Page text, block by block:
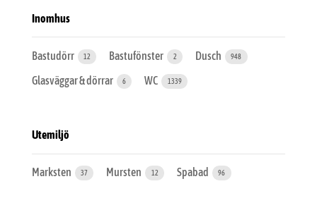
Inomhus
Bastudörr 12 Bastufönster 2 Dusch 948
Glasväggar & dörrar 6 WC 1339
Utemiljö
Marksten 37 Mursten 12 Spabad 96